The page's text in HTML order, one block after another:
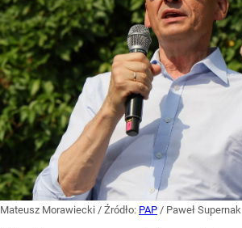
Mateusz Morawiecki / Źródło: PAP / Paweł Supernak